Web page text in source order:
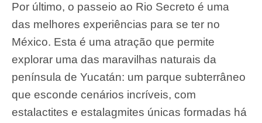
Por último, o passeio ao Rio Secreto é uma
das melhores experiências para se ter no
México. Esta é uma atração que permite
explorar uma das maravilhas naturais da
península de Yucatán: um parque subterrâneo
que esconde cenários incríveis, com
estalactites e estalagmites únicas formadas há